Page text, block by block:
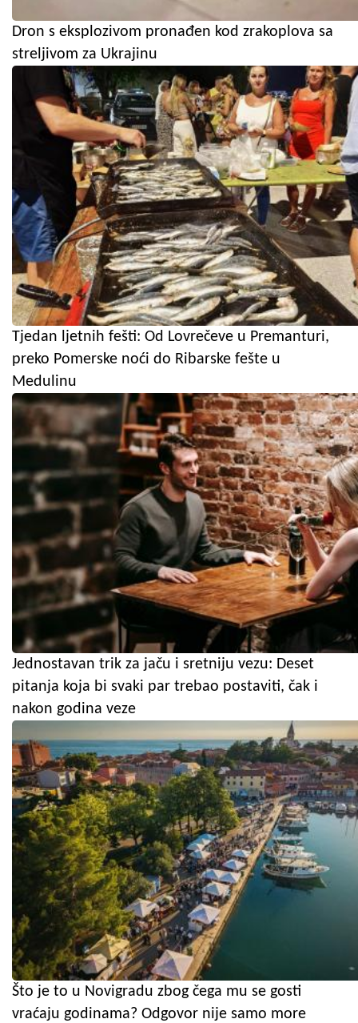
Dron s eksplozivom pronađen kod zrakoplova sa
streljivom za Ukrajinu
Tjedan ljetnih fešti: Od Lovrečeve u Premanturi,
preko Pomerske noći do Ribarske fešte u
Medulinu
Jednostavan trik za jaču i sretniju vezu: Deset
pitanja koja bi svaki par trebao postaviti, čak i
nakon godina veze
Što je to u Novigradu zbog čega mu se gosti
vraćaju godinama? Odgovor nije samo more